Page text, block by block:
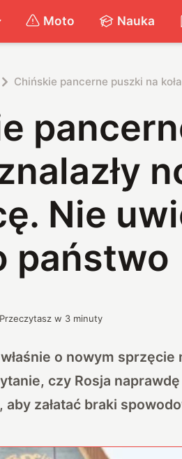
Moto Nauka
Chińskie pancerne puszki na
Nie
państwo
Przeczytasz w 3 minuty
o nowym sprzęcie
czy Rosja
aby załatać braki